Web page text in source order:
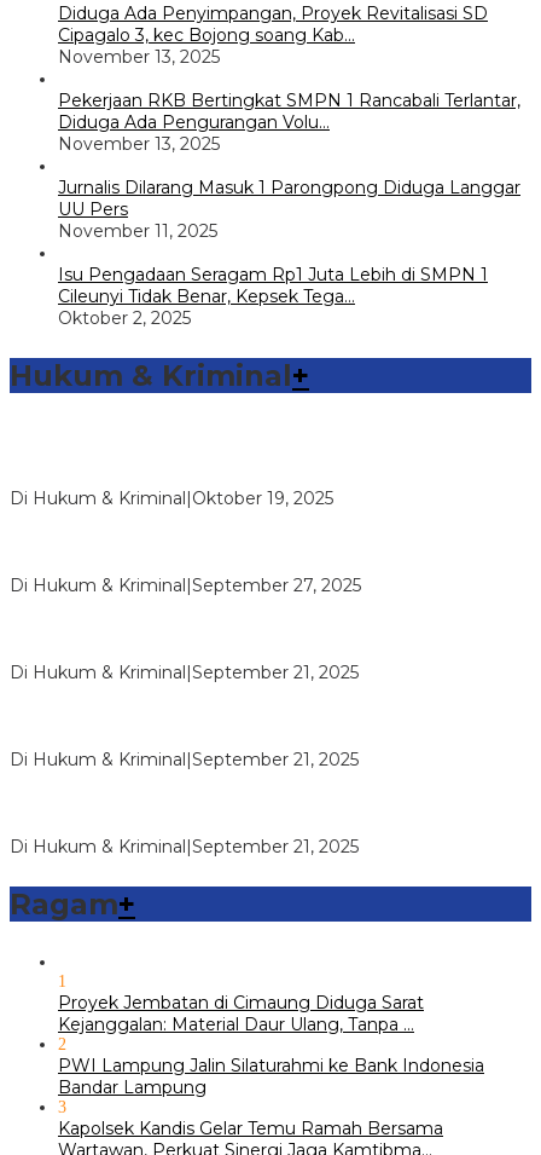
Diduga Ada Penyimpangan, Proyek Revitalisasi SD
Cipagalo 3, kec Bojong soang Kab…
November 13, 2025
Pekerjaan RKB Bertingkat SMPN 1 Rancabali Terlantar,
Diduga Ada Pengurangan Volu…
November 13, 2025
Jurnalis Dilarang Masuk 1 Parongpong Diduga Langgar
UU Pers
November 11, 2025
Isu Pengadaan Seragam Rp1 Juta Lebih di SMPN 1
Cileunyi Tidak Benar, Kepsek Tega…
Oktober 2, 2025
Hukum & Kriminal+
Di Hukum & Kriminal|Oktober 19, 2025
Di Hukum & Kriminal|September 27, 2025
Di Hukum & Kriminal|September 21, 2025
Di Hukum & Kriminal|September 21, 2025
Di Hukum & Kriminal|September 21, 2025
Ragam+
1
Proyek Jembatan di Cimaung Diduga Sarat
Kejanggalan: Material Daur Ulang, Tanpa …
2
PWI Lampung Jalin Silaturahmi ke Bank Indonesia
Bandar Lampung
3
Kapolsek Kandis Gelar Temu Ramah Bersama
Wartawan, Perkuat Sinergi Jaga Kamtibma…